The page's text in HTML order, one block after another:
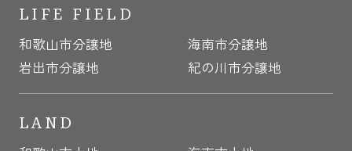
LIFE FIELD
和歌山市分譲地
海南市分譲地
岩出市分譲地
紀の川市分譲地
LAND